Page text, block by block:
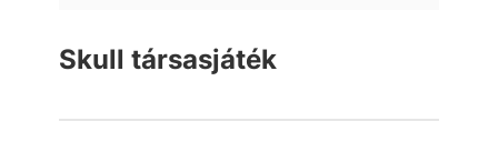
Skull társasjáték